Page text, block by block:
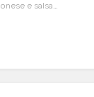
e salsa